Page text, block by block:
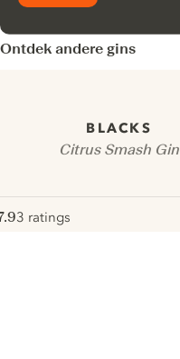
Ontdek andere gins
BLACKS
Citrus Smash Gin
3 ratings